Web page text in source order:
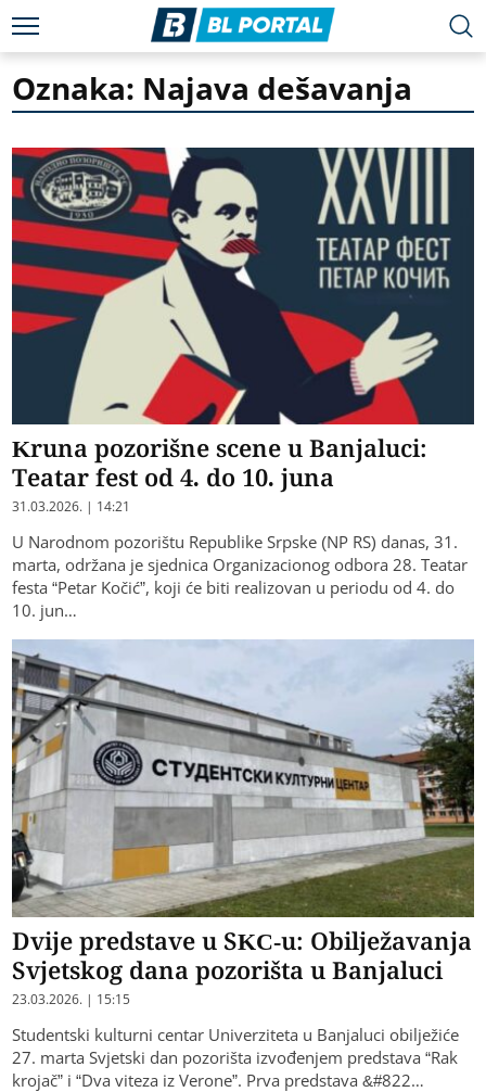
Oznaka: Najava dešavanja
Kruna pozorišne scene u Banjaluci:
Teatar fest od 4. do 10. juna
31.03.2026. | 14:21
U Narodnom pozorištu Republike Srpske (NP RS) danas, 31.
marta, održana je sjednica Organizacionog odbora 28. Teatar
festa “Petar Kočić”, koji će biti realizovan u periodu od 4. do
10. jun…
Dvije predstave u SKC-u: Obilježavanja
Svjetskog dana pozorišta u Banjaluci
23.03.2026. | 15:15
Studentski kulturni centar Univerziteta u Banjaluci obilježiće
27. marta Svjetski dan pozorišta izvođenjem predstava “Rak
krojač” i “Dva viteza iz Verone”. Prva predstava &#822…